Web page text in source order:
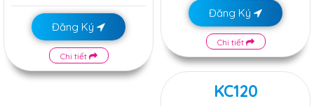
Đăng Ký
Chi tiết
Đăng Ký
Chi tiết
KC120